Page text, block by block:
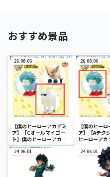
おすすめ景品
26.08.06
【僕のヒーローアカデミ
ア】【Cオールマイゴー
ト】僕のヒーローアカデ
ミア Fluffy Puffy～デク
シープ＆バクドッグ＆オ
ールマイゴート～
26.08.06
【僕のヒー
ア】【Aデク
ヒーローアカ
Fluffy Puffy
プ＆バクドッ
マイゴート～
24.06.01 24.06.01